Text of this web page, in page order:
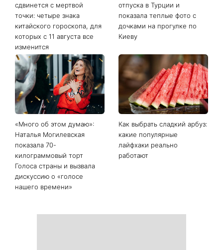
сдвинется с мертвой
точки: четыре знака
китайского гороскопа, для
которых с 11 августа все
изменится
отпуска в Турции и
показала теплые фото с
дочками на прогулке по
Киеву
«Много об этом думаю»:
Наталья Могилевская
показала 70-
килограммовый торт
Голоса страны и вызвала
дискуссию о «голосе
нашего времени»
Как выбрать сладкий арбуз:
какие популярные
лайфхаки реально
работают